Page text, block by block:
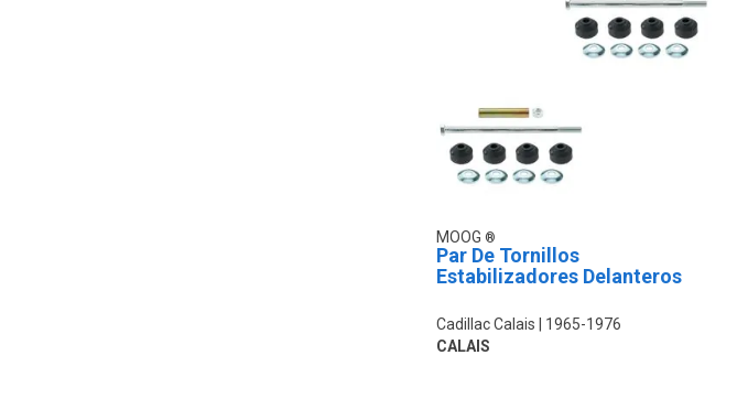
MOOG
Par De Tornillos
Estabilizadores Delanteros
Cadillac Calais
1965-1976
CALAIS